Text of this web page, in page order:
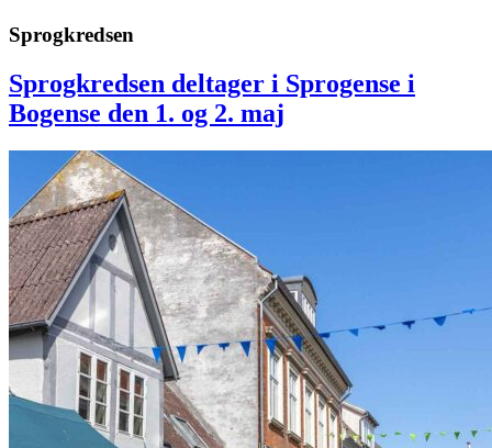
Sprogkredsen
Sprogkredsen deltager i Sprogense i
Bogense den 1. og 2. maj